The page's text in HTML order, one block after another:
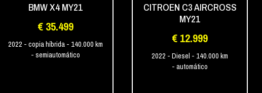
BMW X4 MY21
€ 35.499
2022 - copia híbrida - 140.000 km
- semiautomático
CITROEN C3 AIRCROSS
MY21
€ 12.999
2022 - Diesel - 140.000 km
- automático